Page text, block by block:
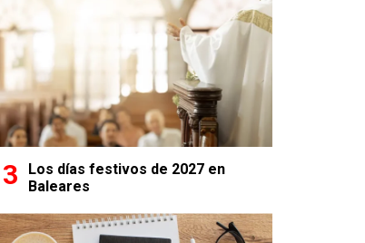
Los días festivos de 2027 en
Baleares